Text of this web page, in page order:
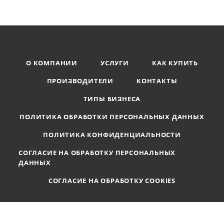
О КОМПАНИИ УСЛУГИ
КАК КУПИТЬ
ПРОИЗВОДИТЕЛИ
КОНТАКТЫ
ТИПЫ БИЗНЕСА
ПОЛИТИКА ОБРАБОТКИ ПЕРСОНАЛЬНЫХ ДАННЫХ
ПОЛИТИКА КОНФИДЕНЦИАЛЬНОСТИ
СОГЛАСИЕ НА ОБРАБОТКУ ПЕРСОНАЛЬНЫХ
ДАННЫХ
СОГЛАСИЕ НА ОБРАБОТКУ COOKIES